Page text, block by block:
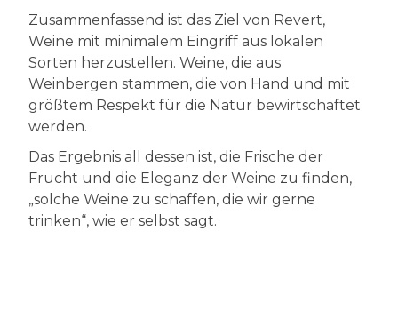
Zusammenfassend ist das Ziel von Revert,
Weine mit minimalem Eingriff aus lokalen
Sorten herzustellen. Weine, die aus
Weinbergen stammen, die von Hand und mit
größtem Respekt für die Natur bewirtschaftet
werden.
Das Ergebnis all dessen ist, die Frische der
Frucht und die Eleganz der Weine zu finden,
„solche Weine zu schaffen, die wir gerne
trinken“, wie er selbst sagt.